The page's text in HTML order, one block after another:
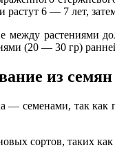
6 — 7 лет,
между растениями
(20 — 30 гр)
из семян
семенами, так как
сортов, таких